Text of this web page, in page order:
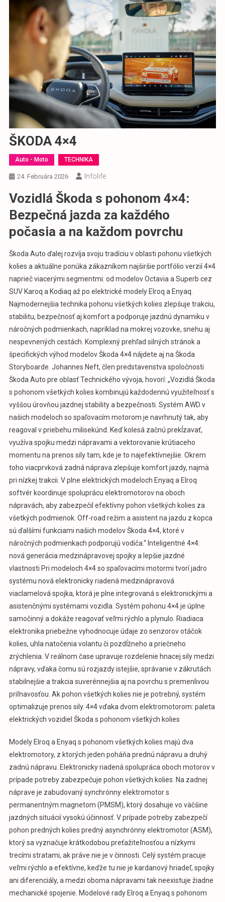
ŠKODA 4×4
Auto - Moto TECHNIKA
24. Februára 2026 Infolife
Vozidlá Škoda s pohonom 4×4:
Bezpečná jazda za každého
počasia a na každom povrchu
Škoda Auto ďalej rozvíja svoju tradíciu v oblasti pohonu všetkých
kolies a aktuálne ponúka zákazníkom najširšie portfólio verzií 4×4
naprieč viacerými segmentmi: od modelov Octavia a Superb cez
SUV Karoq a Kodiaq až po elektrické modely Elroq a Enyaq.
Najmodernejšia technika pohonu všetkých kolies zlepšuje trakciu,
stabilitu, bezpečnosť aj komfort a podporuje jazdnú dynamiku v
náročných podmienkach, napríklad na mokrej vozovke, snehu aj
nespevnených cestách. Komplexný prehľad silných stránok a
špecifických výhod modelov Škoda 4×4 nájdete aj na Škoda
Storyboarde. Johannes Neft, člen predstavenstva spoločnosti
Škoda Auto pre oblasť Technického vývoja, hovorí: „Vozidlá Škoda
s pohonom všetkých kolies kombinujú každodennú využiteľnosť s
vyššou úrovňou jazdnej stability a bezpečnosti. Systém AWD v
našich modeloch so spaľovacím motorom je navrhnutý tak, aby
reagoval v priebehu milisekúnd. Keď kolesá začnú prekĺzavať,
využíva spojku medzi nápravami a vektorovanie krútiaceho
momentu na prenos sily tam, kde je to najefektívnejšie. Okrem
toho viacprvková zadná náprava zlepšuje komfort jazdy, najmä
pri nízkej trakcii. V plne elektrických modeloch Enyaq a Elroq
softvér koordinuje spoluprácu elektromotorov na oboch
nápravách, aby zabezpečil efektívny pohon všetkých kolies za
všetkých podmienok. Off-road režim a asistent na jazdu z kopca
sú ďalšími funkciami našich modelov Škoda 4×4, ktoré v
náročných podmienkach podporujú vodiča.“ Inteligentné 4×4:
nová generácia medzinápravovej spojky a lepšie jazdné
vlastnosti Pri modeloch 4×4 so spaľovacími motormi tvorí jadro
systému nová elektronicky riadená medzinápravová
viaclamelová spojka, ktorá je plne integrovaná s elektronickými a
asistenčnými systémami vozidla. Systém pohonu 4×4 je úplne
samočinný a dokáže reagovať veľmi rýchlo a plynulo. Riadiaca
elektronika priebežne vyhodnocuje údaje zo senzorov otáčok
kolies, uhla natočenia volantu či pozdĺžneho a priečneho
zrýchlenia. V reálnom čase upravuje rozdelenie hnacej sily medzi
nápravy, vďaka čomu sú rozjazdy istejšie, správanie v zákrutách
stabilnejšie a trakcia suverénnejšia aj na povrchu s premenlivou
priľnavosťou. Ak pohon všetkých kolies nie je potrebný, systém
optimalizuje prenos sily. 4×4 vďaka dvom elektromotorom: paleta
elektrických vozidiel Škoda s pohonom všetkých kolies
Modely Elroq a Enyaq s pohonom všetkých kolies majú dva
elektromotory, z ktorých jeden poháňa prednú nápravu a druhý
zadnú nápravu. Elektronicky riadená spolupráca oboch motorov v
prípade potreby zabezpečuje pohon všetkých kolies. Na zadnej
náprave je zabudovaný synchrónny elektromotor s
permanentným magnetom (PMSM), ktorý dosahuje vo väčšine
jazdných situácií vysokú účinnosť. V prípade potreby zabezpečí
pohon predných kolies predný asynchrónny elektromotor (ASM),
ktorý sa vyznačuje krátkodobou preťažiteľnosťou a nízkymi
trecími stratami, ak práve nie je v činnosti. Celý systém pracuje
veľmi rýchlo a efektívne, keďže tu nie je kardanový hriadeľ, spojky
ani diferenciály, a medzi oboma nápravami tak neexistuje žiadne
mechanické spojenie. Modelové rady Elroq a Enyaq s pohonom